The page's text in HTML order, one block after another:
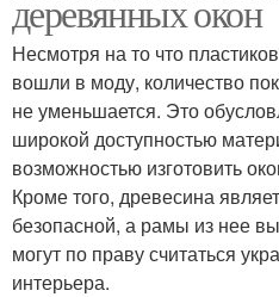
деревянных окон
Несмотря на то что
вошли в моду, количество
не уменьшается. Это
широкой доступностью
возможностью изготовить
Кроме того, древесина
безопасной, а рамы из нее
могут по праву считаться
интерьера.